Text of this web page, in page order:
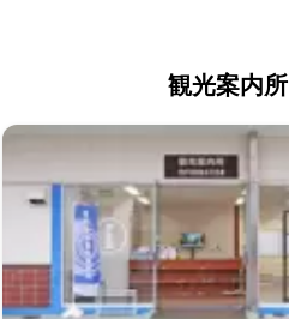
観光案内所